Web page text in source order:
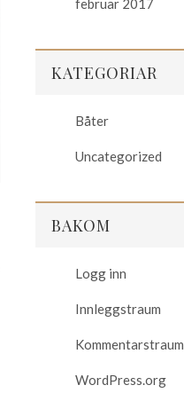
februar 2017
KATEGORIAR
Båter
Uncategorized
BAKOM
Logg inn
Innleggstraum
Kommentarstraum
WordPress.org